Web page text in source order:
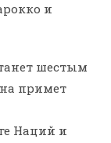
и
шестым
примет
Наций и